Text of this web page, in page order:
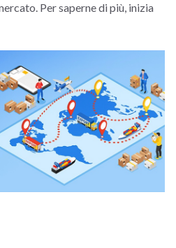
Per saperne di più, inizia